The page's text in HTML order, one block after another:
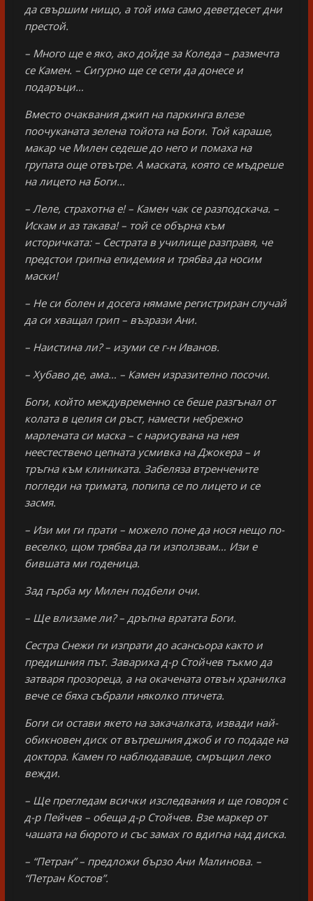
да свършим нищо, а той има само деветдесет дни
престой.
– Много ще е яко, ако дойде за Коледа – размечта
се Камен. – Сигурно ще се сети да донесе и
подаръци…
Вместо очаквания джип на паркинга влезе
поочуканата зелена тойота на Боги. Той караше,
макар че Милен седеше до него и помаха на
групата още отвътре. А маската, която се мъдреше
на лицето на Боги…
– Леле, страхотна е! – Камен чак се разподскача. –
Искам и аз такава! – той се обърна към
историчката: – Сестрата в училище разправя, че
предстои грипна епидемия и трябва да носим
маски!
– Не си болен и досега нямаме регистриран случай
да си хващал грип – възрази Ани.
– Наистина ли? – изуми се г-н Иванов.
– Хубаво де, ама… – Камен изразително посочи.
Боги, който междувременно се беше разгънал от
колата в целия си ръст, намести небрежно
марлената си маска – с нарисувана на нея
неестествено цепната усмивка на Джокера – и
тръгна към клиниката. Забеляза втренчените
погледи на тримата, попипа се по лицето и се
засмя.
– Изи ми ги прати – можело поне да нося нещо по-
веселко, щом трябва да ги използвам… Изи е
бившата ми годеница.
Зад гърба му Милен подбели очи.
– Ще влизаме ли? – дръпна вратата Боги.
Сестра Снежи ги изпрати до асансьора както и
предишния път. Завариха д-р Стойчев тъкмо да
затваря прозореца, а на окачената отвън хранилка
вече се бяха събрали няколко птичета.
Боги си остави якето на закачалката, извади най-
обикновен диск от вътрешния джоб и го подаде на
доктора. Камен го наблюдаваше, смръщил леко
вежди.
– Ще прегледам всички изследвания и ще говоря с
д-р Пейчев – обеща д-р Стойчев. Взе маркер от
чашата на бюрото и със замах го вдигна над диска.
– “Петран” – предложи бързо Ани Малинова. –
“Петран Костов”.